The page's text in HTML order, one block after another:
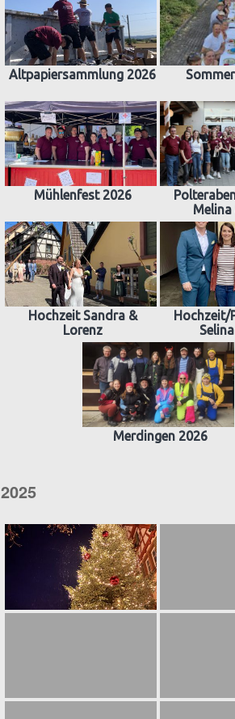
Altpapiersammlung 2026
Mühlenfest 2026
Hochzeit Sandra &
Lorenz
Hochzeit/
Merdingen 2026
2025